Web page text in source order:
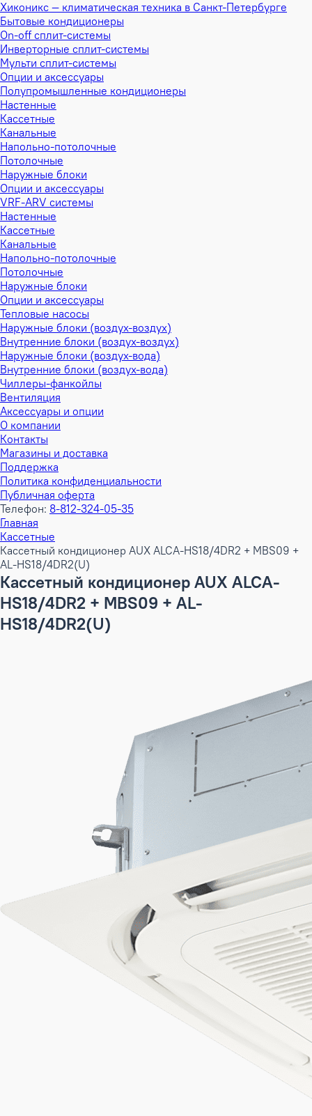
Хиконикс — климатическая техника в Санкт-Петербурге
Бытовые кондиционеры
On-off сплит-системы
Инверторные сплит-системы
Мульти сплит-системы
Опции и аксессуары
Полупромышленные кондиционеры
Настенные
Кассетные
Канальные
Напольно-потолочные
Потолочные
Наружные блоки
Опции и аксессуары
VRF-ARV системы
Настенные
Кассетные
Канальные
Напольно-потолочные
Потолочные
Наружные блоки
Опции и аксессуары
Тепловые насосы
Наружные блоки (воздух-воздух)
Внутренние блоки (воздух-воздух)
Наружные блоки (воздух-вода)
Внутренние блоки (воздух-вода)
Чиллеры-фанкойлы
Вентиляция
Аксессуары и опции
О компании
Контакты
Магазины и доставка
Поддержка
Политика конфиденциальности
Публичная оферта
Телефон: 8-812-324-05-35
Главная
Кассетные
Кассетный кондиционер AUX ALCA-HS18/4DR2 + MBS09 +
AL-HS18/4DR2(U)
Кассетный кондиционер AUX ALCA-
HS18/4DR2 + MBS09 + AL-
HS18/4DR2(U)